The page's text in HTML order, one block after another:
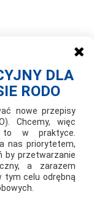
położona na
może
uległ kompletnej
obiekt, który
z 400 m 2
DLA
RODO
nowe przepisy
Chcemy, więc
w praktyce.
nas priorytetem,
by przetwarzanie
a zarazem
tym celu odrębną